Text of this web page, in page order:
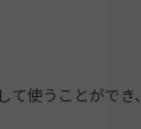
使うことがで